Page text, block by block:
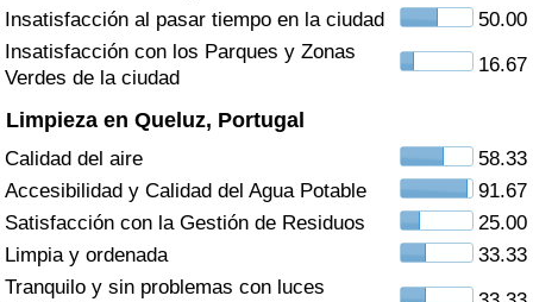
Insatisfacción al pasar tiempo en la ciudad
50.00
Insatisfacción con los Parques y Zonas
Verdes de la ciudad
16.67
Limpieza en Queluz, Portugal
Calidad del aire
58.33
Accesibilidad y Calidad del Agua Potable
91.67
Satisfacción con la Gestión de Residuos
25.00
Limpia y ordenada
33.33
Tranquilo y sin problemas con luces
Índice de Criminalidad
Índice de criminalidad por país
Sanidad
Índice de Sanidad (Actual)
Índice de Sanidad